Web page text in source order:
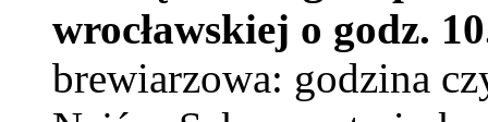
wrocławskiej o godz.
brewiarzowa: godzina